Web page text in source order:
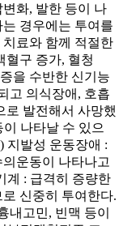
화, 발한 등이 나
경우에는 투여를
료와 함께 적절한
혈구 증가, 혈청
을 수반한 신기능
고 의식장애, 호흡
로 발전해서 사망했
나타날 수 있으
지발성 운동장애 :
운동이 나타나고
계 : 급격히 증량한
신중히 투여한다.
내고민, 빈맥 등이